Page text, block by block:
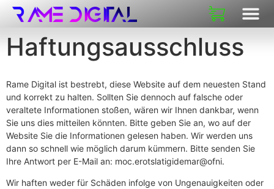
Haftungsausschluss
Rame Digital ist bestrebt, diese Website auf dem neuesten Stand
und korrekt zu halten. Sollten Sie dennoch auf falsche oder
veraltete Informationen stoßen, wären wir Ihnen dankbar, wenn
Sie uns dies mitteilen könnten. Bitte geben Sie an, wo auf der
Website Sie die Informationen gelesen haben. Wir werden uns
dann so schnell wie möglich darum kümmern. Bitte senden Sie
Ihre Antwort per E-Mail an: moc.erotslatigidemar@ofni.
Wir haften weder für Schäden infolge von Ungenauigkeiten oder